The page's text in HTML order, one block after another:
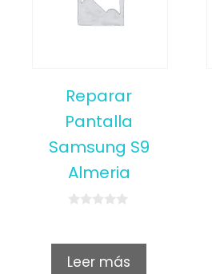
Reparar
Pantalla
Samsung S9
Almeria
o
Leer más